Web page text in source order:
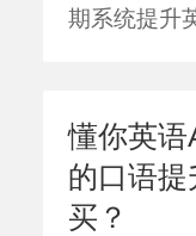
期系统提升
懂你英语
的口语
买？